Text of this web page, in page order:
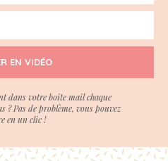
EN VIDÉO
dans votre boite mail chaque
? Pas de problème, vous pouvez
en un clic !